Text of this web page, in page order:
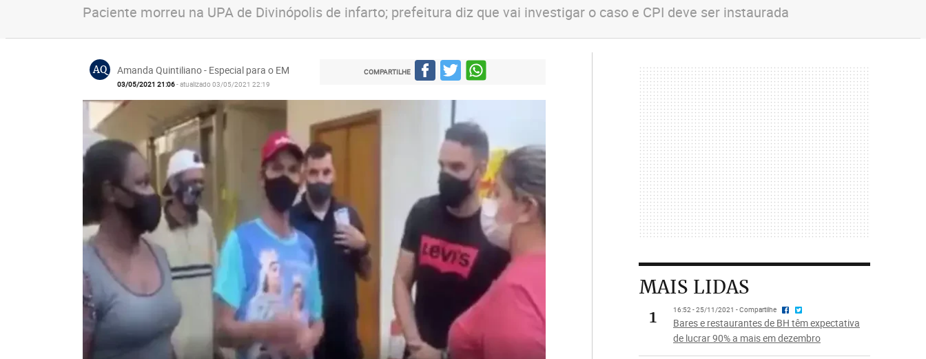
Paciente morreu na UPA de Divinópolis de infarto; prefeitura diz que vai investigar o caso e CPI deve ser instaurada
AQ Amanda Quintiliano - Especial para o EM
03/05/2021 21:06- atualizado 03/05/2021 22:19
COMPARTILHE
MAIS LIDAS
1
16:52 - 25/11/2021 - Compartilhe
Bares e restaurantes de BH têm expectativa
de lucrar 90% a mais em dezembro